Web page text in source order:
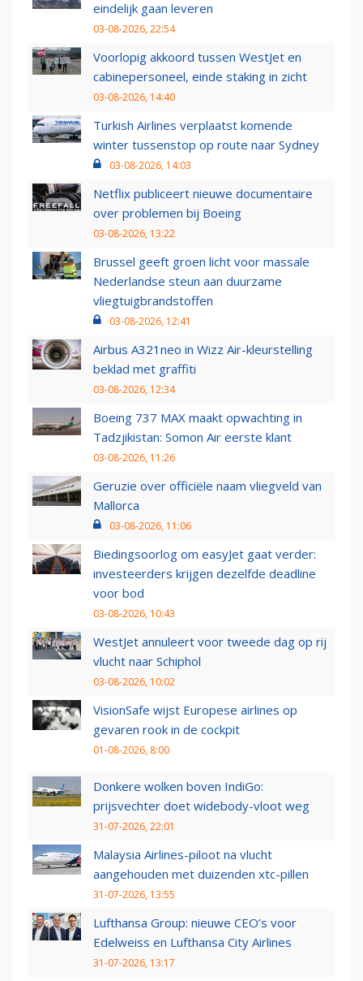
eindelijk gaan leveren
03-08-2026, 22:54
Voorlopig akkoord tussen WestJet en
cabinepersoneel, einde staking in zicht
03-08-2026, 14:40
Turkish Airlines verplaatst komende
winter tussenstop op route naar Sydney
03-08-2026, 14:03
Netflix publiceert nieuwe documentaire
over problemen bij Boeing
03-08-2026, 13:22
Brussel geeft groen licht voor massale
Nederlandse steun aan duurzame
vliegtuigbrandstoffen
03-08-2026, 12:41
Airbus A321neo in Wizz Air-kleurstelling
beklad met graffiti
03-08-2026, 12:34
Boeing 737 MAX maakt opwachting in
Tadzjikistan: Somon Air eerste klant
03-08-2026, 11:26
Geruzie over officiële naam vliegveld van
Mallorca
03-08-2026, 11:06
Biedingsoorlog om easyJet gaat verder:
investeerders krijgen dezelfde deadline
voor bod
03-08-2026, 10:43
WestJet annuleert voor tweede dag op rij
vlucht naar Schiphol
03-08-2026, 10:02
VisionSafe wijst Europese airlines op
gevaren rook in de cockpit
01-08-2026, 8:00
Donkere wolken boven IndiGo:
prijsvechter doet widebody-vloot weg
31-07-2026, 22:01
Malaysia Airlines-piloot na vlucht
aangehouden met duizenden xtc-pillen
31-07-2026, 13:55
Lufthansa Group: nieuwe CEO’s voor
Edelweiss en Lufthansa City Airlines
31-07-2026, 13:17